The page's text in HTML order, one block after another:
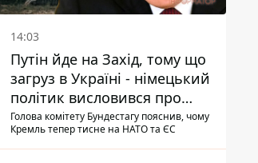
14:03
Путін йде на Захід, тому що
загруз в Україні - німецький
політик висловився про
плани РФ
Голова комітету Бундестагу пояснив, чому
Кремль тепер тисне на НАТО та ЄС